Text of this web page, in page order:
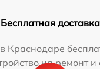
Бесплатная доставка
Краснодаре
на ремонт и